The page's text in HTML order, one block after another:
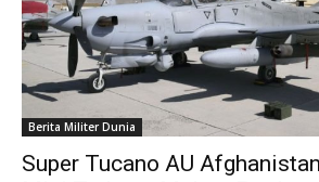
Berita Militer Dunia
Super Tucano AU